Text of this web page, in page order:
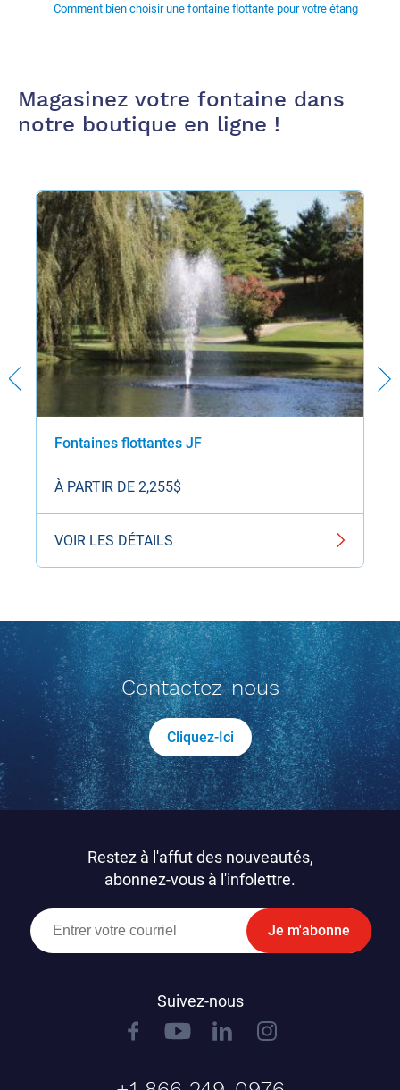
Comment bien choisir une fontaine flottante pour votre étang
Magasinez votre fontaine dans
notre boutique en ligne !
Fontaines flottantes JF
À PARTIR DE 2,255$
VOIR LES DÉTAILS
Contactez-nous
Cliquez-Ici
Restez à l'affut des nouveautés,
abonnez-vous à l'infolettre.
Je m'abonne
Suivez-nous